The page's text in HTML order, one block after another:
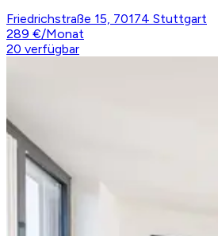
Friedrichstraße 15, 70174 Stuttgart
289 €/Monat
20 verfügbar